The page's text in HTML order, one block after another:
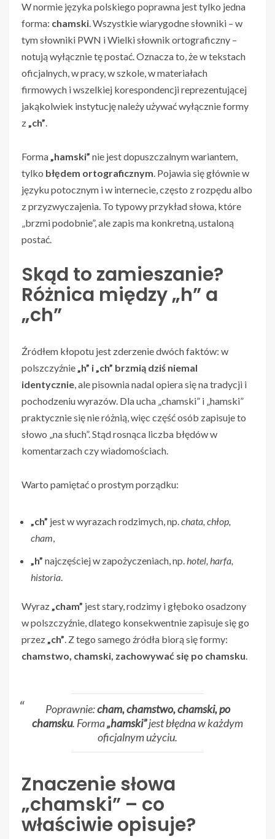
W normie języka polskiego poprawna jest tylko jedna
forma: chamski. Wszystkie wiarygodne słowniki – w
tym słowniki PWN i Wielki słownik ortograficzny –
notują wyłącznie tę postać. Oznacza to, że w tekstach
oficjalnych, w pracy, w szkole, w materiałach
firmowych i wszelkiej korespondencji reprezentującej
jakąkolwiek instytucję należy używać wyłącznie formy
z„ch”.
Forma„hamski” nie jest dopuszczalnym wariantem,
tylko błędem ortograficznym. Pojawia się głównie w
języku potocznym i w internecie, często z rozpędu albo
z przyzwyczajenia. To typowy przykład słowa, które
„brzmi podobnie”, ale zapis ma konkretną, ustaloną
postać.
Skąd to zamieszanie?
Różnica między „h” a
„ch”
Źródłem kłopotu jest zderzenie dwóch faktów: w
polszczyźnie„h” i „ch” brzmią dziś niemal
identycznie, ale pisownia nadal opiera się na tradycji i
pochodzeniu wyrazów. Dla ucha „chamski” i „hamski”
praktycznie się nie różnią, więc część osób zapisuje to
słowo „na słuch”. Stąd rosnąca liczba błędów w
komentarzach czy wiadomościach.
Warto pamiętać o prostym porządku:
„ch” jest w wyrazach rodzimych, np.chata, chłop,
cham,
„h” najczęściej w zapożyczeniach, np.hotel, harfa,
historia.
Wyraz„cham” jest stary, rodzimy i głęboko osadzony
w polszczyźnie, dlatego konsekwentnie zapisuje się go
przez„ch”. Z tego samego źródła biorą się formy:
chamstwo, chamski, zachowywać się po chamsku.
Poprawnie:cham, chamstwo, chamski, po
chamsku. Forma„hamski”jest błędna w każdym
oficjalnym użyciu.
Znaczenie słowa
„chamski” – co
właściwie opisuje?